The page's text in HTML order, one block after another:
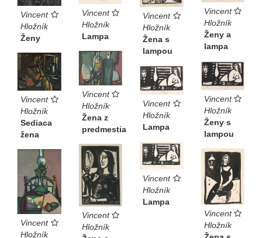
Vincent
Hložník
Ženy
Vincent
Hložník
Lampa
Vincent
Hložník
Žena s
lampou
Vincent
Hložník
Ženy a
lampa
Vincent
Hložník
Žena z
predmestia
Vincent
Hložník
Sediaca
žena
Vincent
Hložník
Ženy s
lampou
Vincent
Hložník
Lampa
Vincent
Hložník
Lampa
Vincent
Hložník
Vincent
Hložník
Vincent
Hložník